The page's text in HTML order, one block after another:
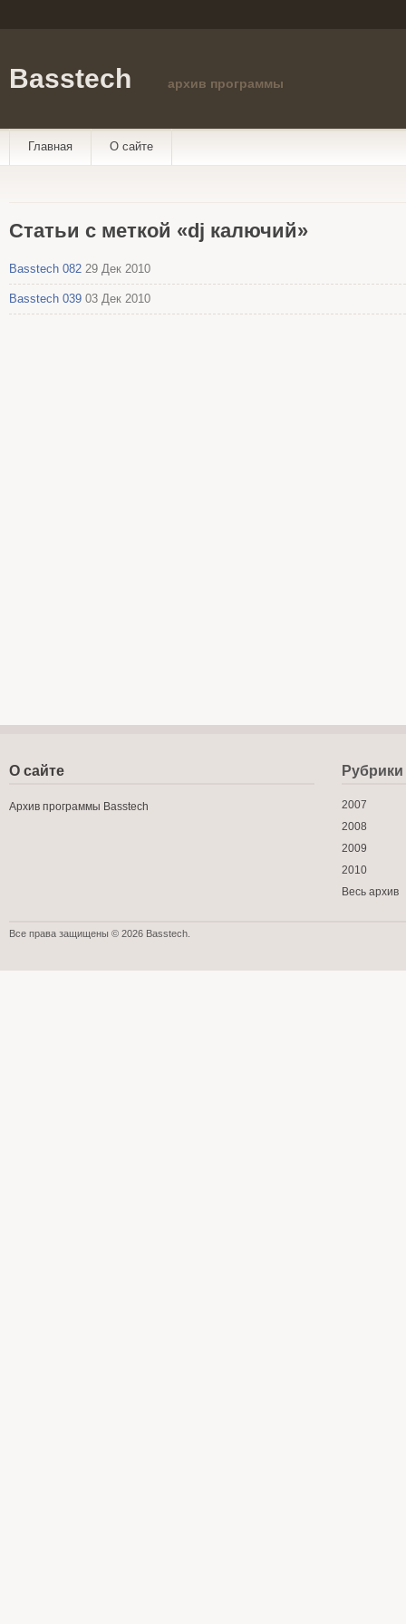
Basstech архив программы
Главная О сайте
Статьи с меткой «dj калючий»
Basstech 082 29 Дек 2010
Basstech 039 03 Дек 2010
О сайте
Архив программы Basstech
Рубрики
2007
2008
2009
2010
Весь архив
Все права защищены © 2026 Basstech.